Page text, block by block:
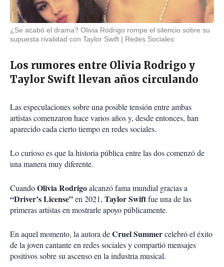
¿Se acabó el drama? Olivia Rodrigo rompe el silencio sobre su
supuesta rivalidad con Taylor Swift
Redes Sociales
Los rumores entre Olivia Rodrigo y
Taylor Swift llevan años circulando
Las especulaciones sobre una posible tensión entre ambas
artistas comenzaron hace varios años y, desde entonces, han
aparecido cada cierto tiempo en redes sociales.
Lo curioso es que la historia pública entre las dos comenzó de
una manera muy diferente.
CuandoOlivia Rodrigoalcanzó fama mundial gracias a
“Driver’s License”en 2021, Taylor Swiftfue una de las
primeras artistas en mostrarle apoyo públicamente.
En aquel momento, la autora deCruel Summercelebró el éxito
de la joven cantante en redes sociales y compartió mensajes
positivos sobre su ascenso en la industria musical.